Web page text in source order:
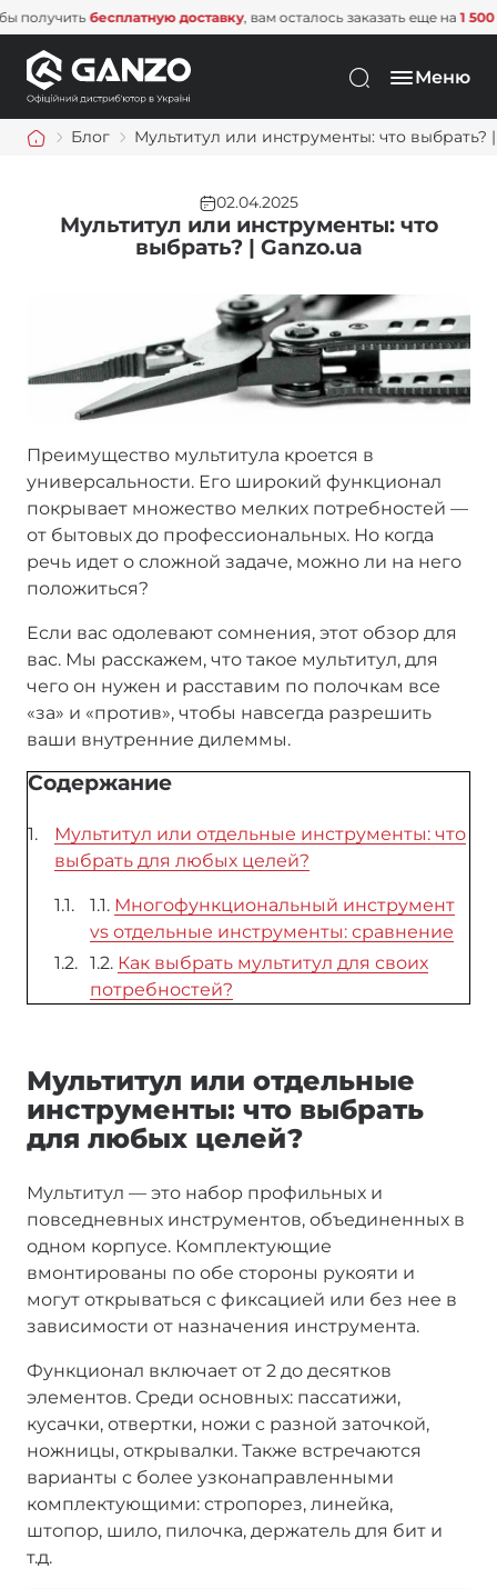
бесплатную доставку, вам осталось заказать еще на1 500 грн . Не
Меню
Блог Мультитул или инструменты: что выбрать?
02.04.2025
Мультитул или инструменты: что
выбрать? | Ganzo.ua
Преимущество мультитула кроется в
универсальности. Его широкий функционал
покрывает множество мелких потребностей —
от бытовых до профессиональных. Но когда
речь идет о сложной задаче, можно ли на него
положиться?
Если вас одолевают сомнения, этот обзор для
вас. Мы расскажем, что такое мультитул, для
чего он нужен и расставим по полочкам все
«за» и «против», чтобы навсегда разрешить
ваши внутренние дилеммы.
Содержание
Мультитул или отдельные инструменты: что
выбрать для любых целей?
1.1. Многофункциональный инструмент
vs отдельные инструменты: сравнение
1.2. Как выбрать мультитул для своих
потребностей?
Мультитул или отдельные
инструменты: что выбрать
для любых целей?
Мультитул — это набор профильных и
повседневных инструментов, объединенных в
одном корпусе. Комплектующие
вмонтированы по обе стороны рукояти и
могут открываться с фиксацией или без нее в
зависимости от назначения инструмента.
Функционал включает от 2 до десятков
элементов. Среди основных: пассатижи,
кусачки, отвертки, ножи с разной заточкой,
ножницы, открывалки. Также встречаются
варианты с более узконаправленными
комплектующими: стропорез, линейка,
штопор, шило, пилочка, держатель для бит и
т.д.